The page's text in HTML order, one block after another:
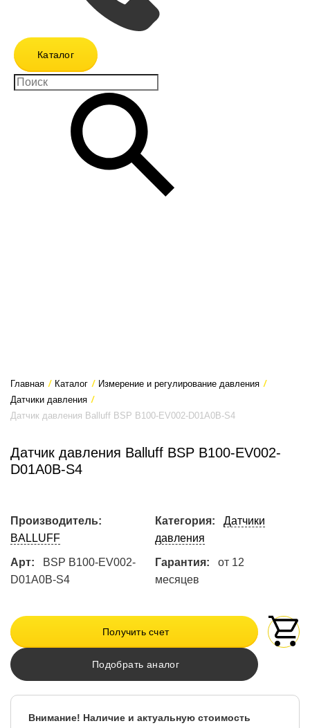
Каталог
Главная / Каталог / Измерение и регулирование давления /
Датчики давления /
Датчик давления Balluff BSP B100-EV002-D01A0B-S4
Датчик давления Balluff BSP B100-EV002-
D01A0B-S4
Производитель:
BALLUFF
Категория:
Датчики
давления
Арт:
BSP B100-EV002-
D01A0B-S4
Гарантия:
от 12
месяцев
Получить счет
Подобрать аналог
Внимание! Наличие и актуальную стоимость